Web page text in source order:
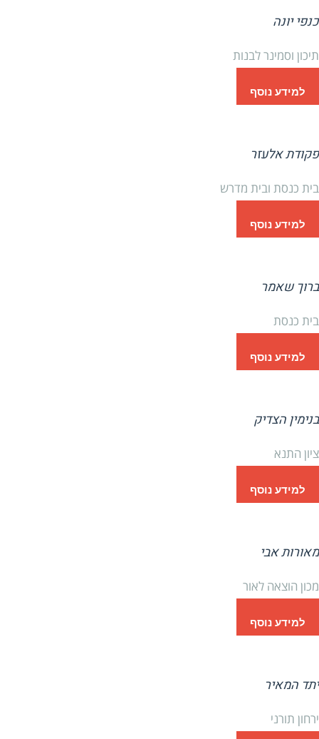
כנפי יונה
תיכון וסמינר לבנות
למידע נוסף
פקודת אלעזר
בית כנסת ובית מדרש
למידע נוסף
ברוך שאמר
בית כנסת
למידע נוסף
בנימין הצדיק
ציון התנא
למידע נוסף
מאורות אבי
מכון הוצאה לאור
למידע נוסף
יתד המאיר
ירחון תורני